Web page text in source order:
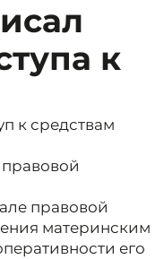
к
к средствам
правовой
материнским
его